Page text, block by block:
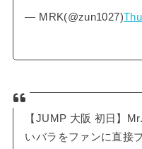
— MRK(@zun1027)
【JUMP 大阪 初日】
いバラをファンに直接